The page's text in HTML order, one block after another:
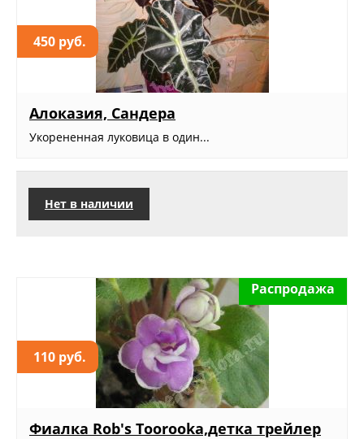
450 руб.
Алоказия, Сандера
Укорененная луковица в один...
Нет в наличии
110 руб.
Распродажа
Фиалка Rob's Toorooka,детка трейлер